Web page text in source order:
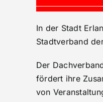
In der Stadt
Stadtverband
Der
fördert ihre
von